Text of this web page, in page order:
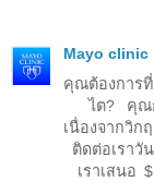
Mayo clinic
คุณต้องการ
ไต? คุณกำ
เนื่องจากวิก
ติดต่อเราวั
เราเสนอ